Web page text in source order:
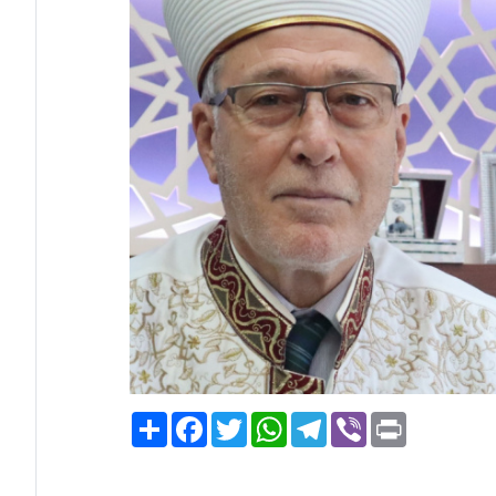
PaylaşFacebook
TwitterWhatsAppTelegram
Viber